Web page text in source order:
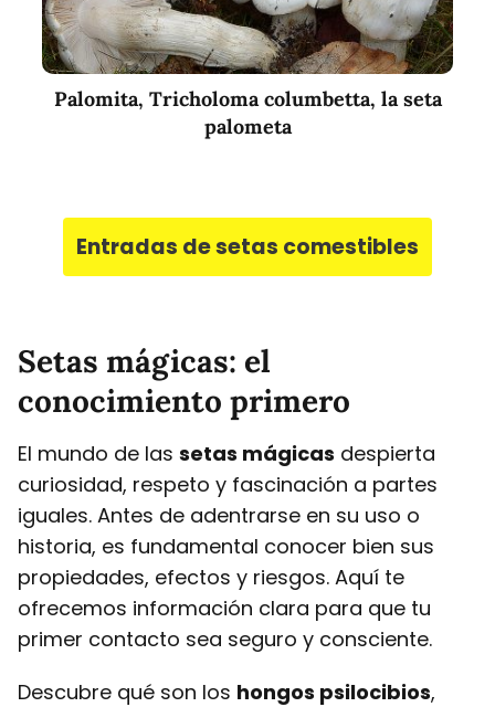
Palomita, Tricholoma columbetta, la seta
palometa
Entradas de setas comestibles
Setas mágicas: el
conocimiento primero
El mundo de las setas mágicas despierta
curiosidad, respeto y fascinación a partes
iguales. Antes de adentrarse en su uso o
historia, es fundamental conocer bien sus
propiedades, efectos y riesgos. Aquí te
ofrecemos información clara para que tu
primer contacto sea seguro y consciente.
Descubre qué son los hongos psilocibios,